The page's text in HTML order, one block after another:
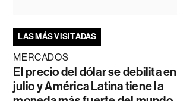
LAS MÁS VISITADAS
MERCADOS
El precio del dólar se debilita en
julio y América Latina tiene la